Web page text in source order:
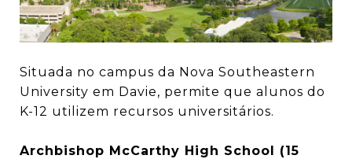
Situada no campus da Nova Southeastern
University em Davie, permite que alunos do
K-12 utilizem recursos universitários.
Archbishop McCarthy High School (15